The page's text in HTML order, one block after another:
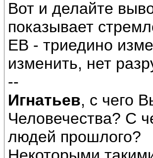
Вот и делайте
показывает
ЕВ - триедино
изменить, нет
--
Игнатьев, с чего
Человечества? С
людей прошлого?